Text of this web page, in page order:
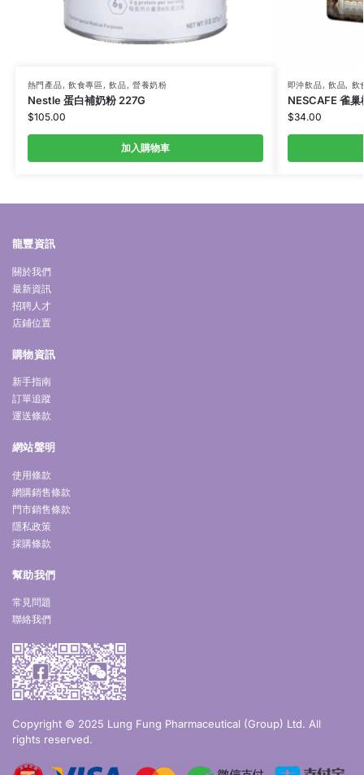
熱門產品, 飲食專區,飲品, 營養奶粉
Nestle 蛋白補奶粉 227G
$105.00
加入購物車
即沖飲品, 飲品, 飲
NESCAFE 雀巢
$34.00
龍豐資訊
關於我們
最新資訊
招聘人才
店鋪位置
購物資訊
新手指南
訂單追蹤
運送條款
網站聲明
使用條款
網購銷售條款
門市銷售條款
隱私政策
採購條款
幫助我們
常見問題
聯絡我們
Copyright © 2025 Lung Fung Pharmaceutical (Group) Ltd. All
rights reserved.